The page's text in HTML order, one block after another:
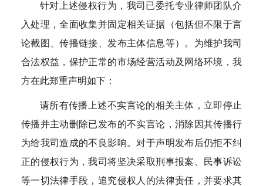
针对上述侵权行为，我司已委托专业律师团队介
入处理，全面收集并固定相关证据（包括但不限于言
论截图、传播链接、发布主体信息等）。为维护我司
合法权益，保护正常的市场经营活动及网络环境，我
方在此郑重声明如下：
请所有传播上述不实言论的相关主体，立即停止
传播并主动删除已发布的不实言论，消除因其传播行
为给我司造成的不良影响。对于声明发布后仍拒不纠
正的侵权行为，我司将坚决采取刑事报案、民事诉讼
等一切法律手段，追究侵权人的法律责任，并要求其